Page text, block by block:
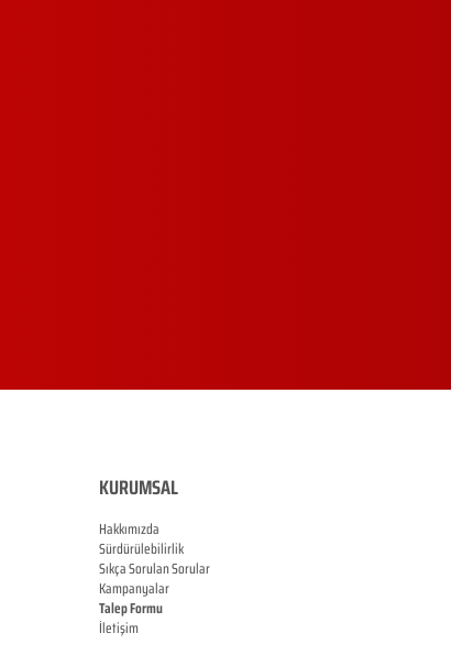
KURUMSAL
Hakkımızda
Sürdürülebilirlik
Sıkça Sorulan Sorular
Kampanyalar
Talep Formu
İletişim